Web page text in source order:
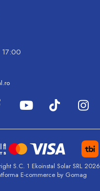
S.C. 1 Ekoinstal Solar SRL 2026
E-commerce by Gomag